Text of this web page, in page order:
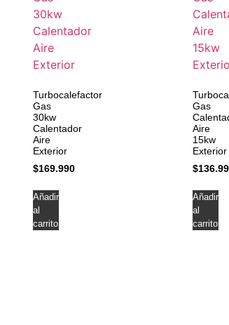
Turbocalefactor
Gas
30kw
Calentador
Aire
Exterior
$169.990
Añadir
al
carrito
Gas
Aire
15kw
Exterior
$
Añadir
al
carrito